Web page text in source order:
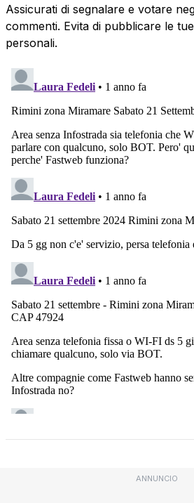
Assicurati di segnalare e votare
commenti. Evita di pubblicare le
personali.
ANNUNCIO